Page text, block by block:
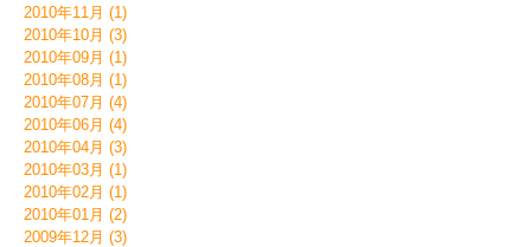
2010年11月 (1)
2010年10月 (3)
2010年09月 (1)
2010年08月 (1)
2010年07月 (4)
2010年06月 (4)
2010年04月 (3)
2010年03月 (1)
2010年02月 (1)
2010年01月 (2)
2009年12月 (3)